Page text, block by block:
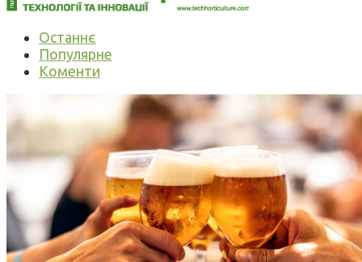
Останнє
Популярне
Коменти